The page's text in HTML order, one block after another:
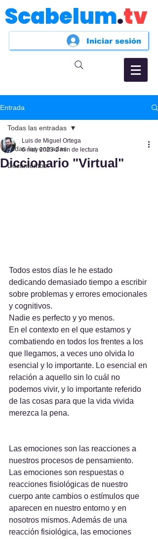
Scabelum.tv
Iniciar sesión
Entrada
Todas las entradas
Documentos
Todas las entradas
Diccionario "Virtual"
Luis de Miguel Ortega
6 may 2023 2 min de lectura
Todos estos días le he estado
dedicando demasiado tiempo a escribir
sobre problemas y errores emocionales
y cognitivos.
Nadie es perfecto y yo menos.
En el contexto en el que estamos y
combatiendo en todos los frentes a los
que llegamos, a veces uno olvida lo
esencial y lo importante. Lo esencial en
relación a aquello sin lo cuál no
podemos vivir, y lo importante referido
de las cosas para que la vida vivida
merezca la pena.
Las emociones son las reacciones a
nuestros procesos de pensamiento.
Las emociones son respuestas o
reacciones fisiológicas de nuestro
cuerpo ante cambios o estímulos que
aparecen en nuestro entorno y en
nosotros mismos. Además de una
reacción fisiológica, las emociones